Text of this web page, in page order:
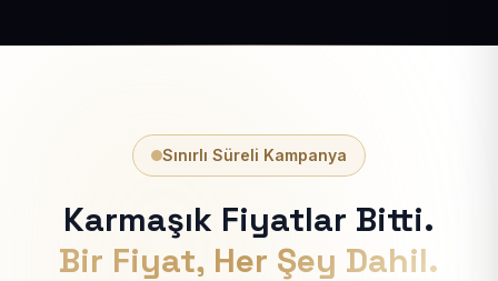
Sınırlı Süreli Kampanya
Karmaşık Fiyatlar Bitti.
Bir Fiyat, Her Şey Dahil.